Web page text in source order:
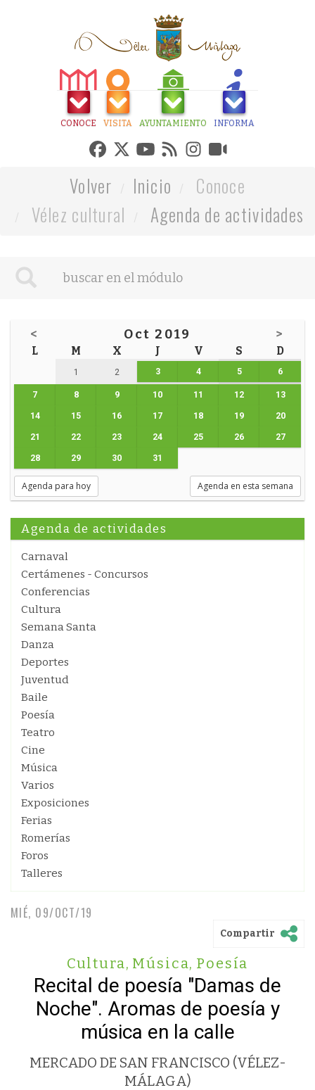
CONOCE VISITA AYUNTAMIENTO INFORMA
Volver Inicio
Conoce
Vélez cultural
Agenda de actividades
< Oct 2019 >
L M X J V S D
1 2 3 4 5 6
7 8 9 10 11 12 13
14 15 16 17 18 19 20
21 22 23 24 25 26 27
28 29 30 31
Agenda para hoy Agenda en esta semana
Agenda de actividades
Carnaval
Certámenes - Concursos
Conferencias
Cultura
Semana Santa
Danza
Deportes
Juventud
Baile
Poesía
Teatro
Cine
Música
Varios
Exposiciones
Ferias
Romerías
Foros
Talleres
MIÉ, 09/OCT/19
Compartir
Cultura, Música, Poesía
Recital de poesía "Damas de
Noche". Aromas de poesía y
música en la calle
MERCADO DE SAN FRANCISCO (VÉLEZ-
MÁLAGA)